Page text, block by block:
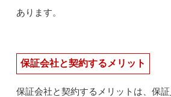
あります。
保証会社と契約するメリット
保証会社と契約するメリットは、保